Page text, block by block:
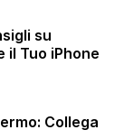
su
il Tuo iPhone
Collega